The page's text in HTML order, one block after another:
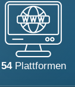
54 Plattformen